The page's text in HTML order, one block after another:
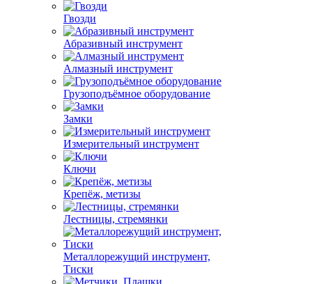
Гвозди
Абразивный инструмент
Алмазный инструмент
Грузоподъёмное оборудование
Замки
Измерительный инструмент
Ключи
Крепёж, метизы
Лестницы, стремянки
Металлорежущий инструмент,
Тиски